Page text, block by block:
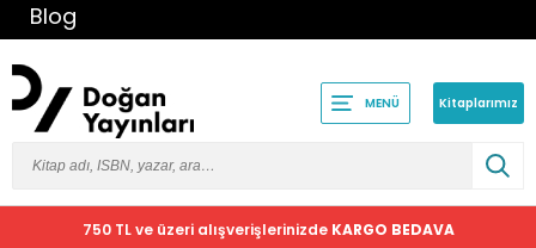
Blog
MENÜ Kitaplarımız
750 TL ve üzeri alışverişlerinizde KARGO BEDAVA